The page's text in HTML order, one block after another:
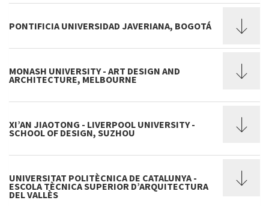
PONTIFICIA UNIVERSIDAD JAVERIANA, BOGOTÁ
MONASH UNIVERSITY - ART DESIGN AND
ARCHITECTURE, MELBOURNE
XI’AN JIAOTONG - LIVERPOOL UNIVERSITY -
SCHOOL OF DESIGN, SUZHOU
UNIVERSITAT POLITÈCNICA DE CATALUNYA -
ESCOLA TÈCNICA SUPERIOR D’ARQUITECTURA
DEL VALLÈS